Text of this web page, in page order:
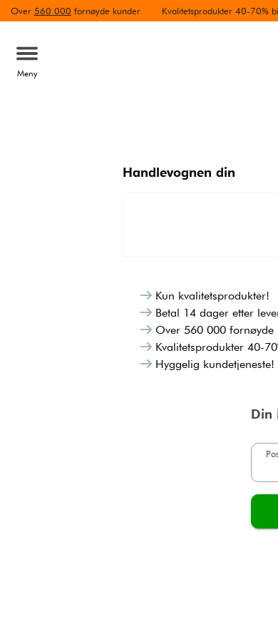
Over 560 000 fornøyde kunder Kvalitetsprodukter 40-70%
Meny
Handlevognen din
Kun kvalitetsprodukter!
Betal 14 dager etter
Over 560 000 fornøyde
Kvalitetsprodukter 40-
Hyggelig kundetjeneste!
Din